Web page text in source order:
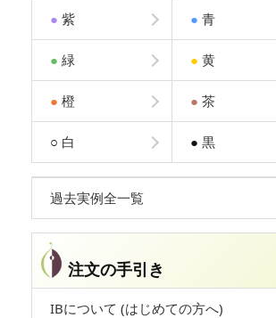
● 紫 ● 青
● 緑 ● 黄
● 橙 ● 茶
○ 白 ● 黒
過去実例全一覧
注文の手引き
IBについて (はじめての方へ)